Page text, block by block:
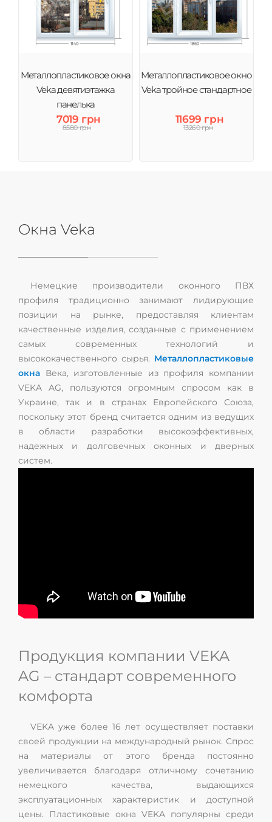
Металлопластиковое окна
Veka девятиэтажка
панелька
7019 грн
8580 грн
Металлопластиковое окно
Veka тройное стандартное
11699 грн
13260 грн
Окна Veka
Немецкие производители оконного ПВХ
профиля традиционно занимают лидирующие
позиции на рынке, предоставляя клиентам
качественные изделия, созданные с применением
самых современных технологий и
высококачественного сырья. Металлопластиковые
окна Века, изготовленные из профиля компании
VEKA AG, пользуются огромным спросом как в
Украине, так и в странах Европейского Союза,
поскольку этот бренд считается одним из ведущих
в области разработки высокоэффективных,
надежных и долговечных оконных и дверных
систем.
Продукция компании VEKA
AG – стандарт современного
комфорта
VEKA уже более 16 лет осуществляет поставки
своей продукции на международный рынок. Спрос
на материалы от этого бренда постоянно
увеличивается благодаря отличному сочетанию
немецкого качества, выдающихся
эксплуатационных характеристик и доступной
цены. Пластиковые окна VEKA популярны среди